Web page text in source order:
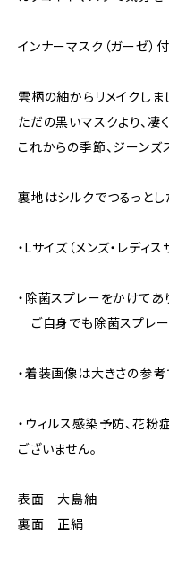
インナーマスク（ガーゼ）付
雲柄の紬からリメイクしま
ただの黒いマスクより、凄
これからの季節、ジーンズ
裏地はシルクでつるっとし
・Lサイズ（メンズ・レディス
・除菌スプレーをかけて
ご自身でも除菌スプレー
・着装画像は大きさの参考
・ウィルス感染予防、花
ございません。
表面 大島紬
裏面 正絹